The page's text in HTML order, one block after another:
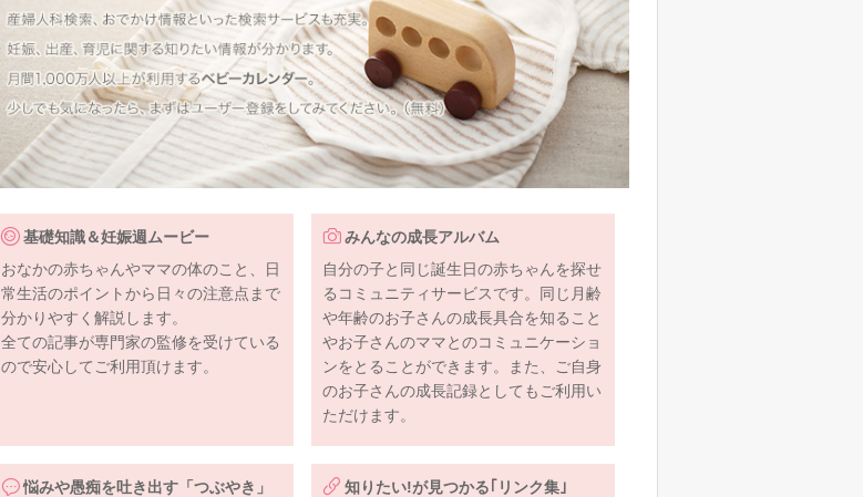
基礎知識＆妊娠週ムービー
おなかの赤ちゃんやママの体のこと、日
常生活のポイントから日々の注意点まで
分かりやすく解説します。
全ての記事が専門家の監修を受けている
ので安心してご利用頂けます。
みんなの成長アルバム
自分の子と同じ誕生日の赤ちゃんを探せ
るコミュニティサービスです。同じ月齢
や年齢のお子さんの成長具合を知ること
やお子さんのママとのコミュニケーショ
ンをとることができます。また、ご自身
のお子さんの成長記録としてもご利用い
ただけます。
悩みや愚痴を吐き出す「つぶやき」
知りたい!が見つかる｢リンク集｣